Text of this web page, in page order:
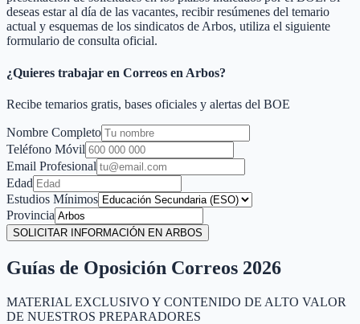
deseas estar al día de las vacantes, recibir resúmenes del temario
actual y esquemas de los sindicatos deArbos, utiliza el siguiente
formulario de consulta oficial.
¿Quieres trabajar en Correos en Arbos?
Recibe temarios gratis, bases oficiales y alertas del BOE
Nombre Completo
Teléfono Móvil
Email Profesional
Edad
Estudios Mínimos
Provincia
SOLICITAR INFORMACIÓN EN ARBOS
Guías de Oposición Correos 2026
MATERIAL EXCLUSIVO Y CONTENIDO DE ALTO VALOR
DE NUESTROS PREPARADORES